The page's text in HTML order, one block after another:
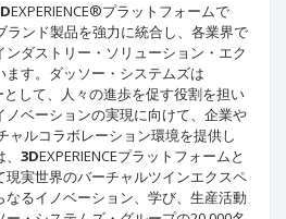
EXPERIENCE®プラットフォームで
ランド製品を強力に統合し、各業界で
ダストリー・ソリューション・エク
す。ダッソー・システムズは
として、人々の進歩を促す役割を担い
ノベーションの実現に向けて、企業や
ャルコラボレーション環境を提供し
3DEXPERIENCEプラットフォームと
現実世界のバーチャルツインエクスペ
なるイノベーション、学び、生産活動